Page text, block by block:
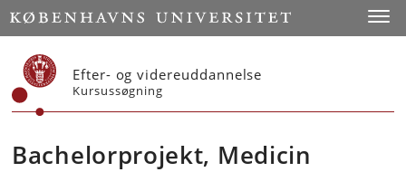
Start
Efter- og videreuddannelse
Kursussøgning
Bachelorprojekt, Medicin